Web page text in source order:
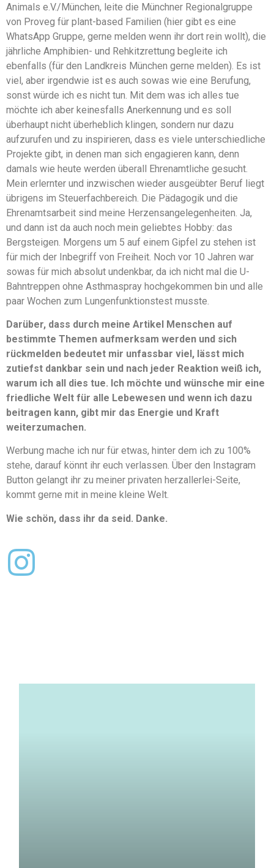
Animals e.V./München, leite die Münchner Regionalgruppe
von Proveg für plant-based Familien (hier gibt es eine
WhatsApp Gruppe, gerne melden wenn ihr dort rein wollt), die
jährliche Amphibien- und Rehkitzrettung begleite ich
ebenfalls (für den Landkreis München gerne melden). Es ist
viel, aber irgendwie ist es auch sowas wie eine Berufung,
sonst würde ich es nicht tun. Mit dem was ich alles tue
möchte ich aber keinesfalls Anerkennung und es soll
überhaupt nicht überheblich klingen, sondern nur dazu
aufzurufen und zu inspirieren, dass es viele unterschiedliche
Projekte gibt, in denen man sich engagieren kann, denn
damals wie heute werden überall Ehrenamtliche gesucht.
Mein erlernter und inzwischen wieder ausgeübter Beruf liegt
übrigens im Steuerfachbereich. Die Pädagogik und die
Ehrenamtsarbeit sind meine Herzensangelegenheiten. Ja,
und dann ist da auch noch mein geliebtes Hobby: das
Bergsteigen. Morgens um 5 auf einem Gipfel zu stehen ist
für mich der Inbegriff von Freiheit. Noch vor 10 Jahren war
sowas für mich absolut undenkbar, da ich nicht mal die U-
Bahntreppen ohne Asthmaspray hochgekommen bin und alle
paar Wochen zum Lungenfunktionstest musste.
Darüber, dass durch meine Artikel Menschen auf
bestimmte Themen aufmerksam werden und sich
rückmelden bedeutet mir unfassbar viel, lässt mich
zutiefst dankbar sein und nach jeder Reaktion weiß ich,
warum ich all dies tue. Ich möchte und wünsche mir eine
friedliche Welt für alle Lebewesen und wenn ich dazu
beitragen kann, gibt mir das Energie und Kraft
weiterzumachen.
Werbung mache ich nur für etwas, hinter dem ich zu 100%
stehe, darauf könnt ihr euch verlassen. Über den Instagram
Button gelangt ihr zu meiner privaten herzallerlei-Seite,
kommt gerne mit in meine kleine Welt.
Wie schön, dass ihr da seid. Danke.